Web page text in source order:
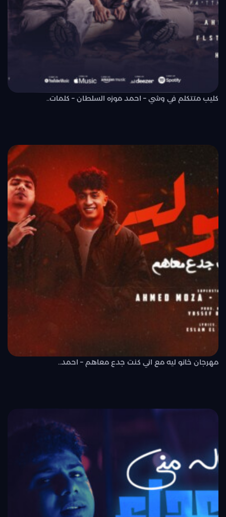
كليب متتكلم في وشي – احمد موزه السلطان – كلمات..
مهرجان خانو ليه مع اني كنت جدع معاهم – احمد..